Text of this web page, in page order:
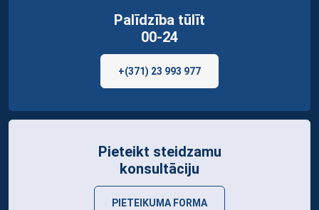
Palīdzība tūlīt
00-24
+(371) 23 993 977
Pieteikt steidzamu
konsultāciju
PIETEIKUMA FORMA